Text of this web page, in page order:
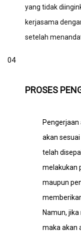
yang tidak
kerjasama
setelah
04
PROSES
Pengerjaan
akan
telah
melakukan
maupun
Namun,
maka akan